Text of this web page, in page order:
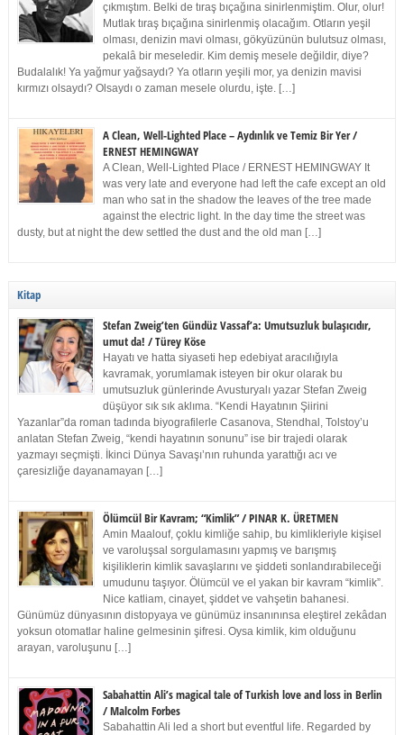
çıkmıştım. Belki de tıraş bıçağına sinirlenmiştim. Olur, olur!
Mutlak tıraş bıçağına sinirlenmiş olacağım. Otların yeşil
olması, denizin mavi olması, gökyüzünün bulutsuz olması,
pekalâ bir meseledir. Kim demiş mesele değildir, diye?
Budalalık! Ya yağmur yağsaydı? Ya otların yeşili mor, ya denizin mavisi
kırmızı olsaydı? Olsaydı o zaman mesele olurdu, işte. […]
A Clean, Well-Lighted Place – Aydınlık ve Temiz Bir Yer /
ERNEST HEMINGWAY
A Clean, Well-Lighted Place / ERNEST HEMINGWAY It
was very late and everyone had left the cafe except an old
man who sat in the shadow the leaves of the tree made
against the electric light. In the day time the street was
dusty, but at night the dew settled the dust and the old man […]
Kitap
Stefan Zweig’ten Gündüz Vassaf’a: Umutsuzluk bulaşıcıdır,
umut da! / Türey Köse
Hayatı ve hatta siyaseti hep edebiyat aracılığıyla
kavramak, yorumlamak isteyen bir okur olarak bu
umutsuzluk günlerinde Avusturyalı yazar Stefan Zweig
düşüyor sık sık aklıma. “Kendi Hayatının Şiirini
Yazanlar”da roman tadında biyografilerle Casanova, Stendhal, Tolstoy’u
anlatan Stefan Zweig, “kendi hayatının sonunu” ise bir trajedi olarak
yazmayı seçmişti. İkinci Dünya Savaşı’nın ruhunda yarattığı acı ve
çaresizliğe dayanamayan […]
Ölümcül Bir Kavram; “Kimlik” / PINAR K. ÜRETMEN
Amin Maalouf, çoklu kimliğe sahip, bu kimlikleriyle kişisel
ve varoluşsal sorgulamasını yapmış ve barışmış
kişiliklerin kimlik savaşlarını ve şiddeti sonlandırabileceği
umudunu taşıyor. Ölümcül ve el yakan bir kavram “kimlik”.
Nice katliam, cinayet, şiddet ve vahşetin bahanesi.
Günümüz dünyasının distopyaya ve günümüz insanınınsa eleştirel zekâdan
yoksun otomatlar haline gelmesinin şifresi. Oysa kimlik, kim olduğunu
arayan, varoluşunu […]
Sabahattin Ali’s magical tale of Turkish love and loss in Berlin
/ Malcolm Forbes
Sabahattin Ali led a short but eventful life. Regarded by